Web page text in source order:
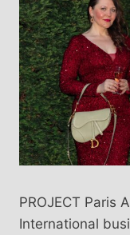
PROJECT Paris
International